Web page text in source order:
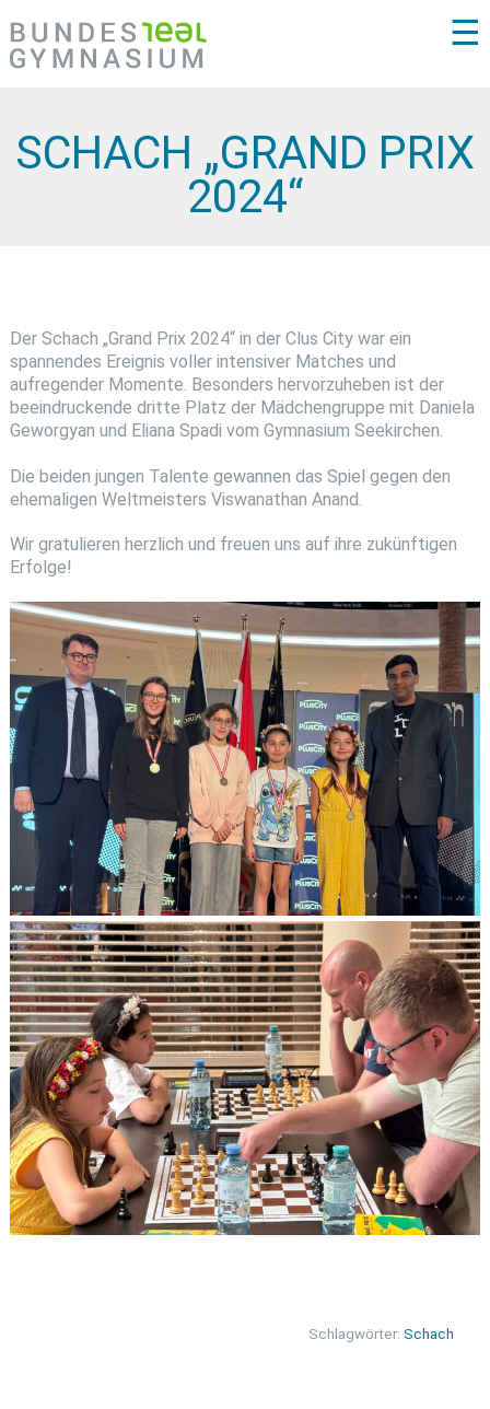
☰
SCHACH „GRAND PRIX
2024“
Der Schach „Grand Prix 2024“ in der Clus City war ein
spannendes Ereignis voller intensiver Matches und
aufregender Momente. Besonders hervorzuheben ist der
beeindruckende dritte Platz der Mädchengruppe mit Daniela
Geworgyan und Eliana Spadi vom Gymnasium Seekirchen.
Die beiden jungen Talente gewannen das Spiel gegen den
ehemaligen Weltmeisters Viswanathan Anand.
Wir gratulieren herzlich und freuen uns auf ihre zukünftigen
Erfolge!
Schlagwörter:Schach